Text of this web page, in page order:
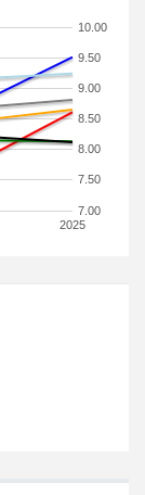
2025
7.00
7.50
8.00
8.50
9.00
9.50
10.00